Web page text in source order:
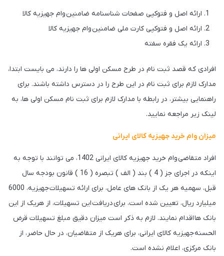
ارائه اصل و فتوکپی صفحات شناسنامه ضامنین وام جهیزیه کالا
ارائه اصل و فتوکپی کارت ملی ضامنین وام جهیزیه کالا
ارائه یک فقره سفته
افرادی که قصد ثبت نام در طرح مسکن اولی ها را دارند، می بایست ابتدا،
مدارک لازم برای ثبت نام در این طرح را در دسترس داشته باشند. برای
راهنمایی بیشتر، در رابطه با مدارک لازم برای ثبت نام مسکن اولی ها، به
لینک زیر مراجعه نمایید.
میزان وام خرید جهیزیه کالای ایرانی
افراد متقاضی وام خرید جهیزیه کالای ایرانی 1402، می توانند با توجه به
اینکه در اجرای جز ( 4 ) بند ( الف ) تبصره ( 16 ) قانون بودجه سال
قبل، سهمیه هر یک از بانک های عامل، برای ارائه تسهیلات جهیزیه، 6000
میلیارد ریال، تعیین شده است، برای دریافت این تسهیلات، از هریک از این
بانک ها اقدام نمایند. لازم به ذکر است میزان دقیق مبلغ تسهیلات قرض
الحسنه جهیزیه کالای ایرانی، برای هریک از متقاضیان، در حال حاضر، از
بانک مرکزی، اعلام نشده است.